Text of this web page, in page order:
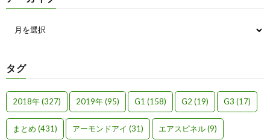
タグ
2018年(327) 2019年(95) G1 (158) G2 (19) G3 (17)
まとめ (431) アーモンドアイ (31) エアスピネル(9)